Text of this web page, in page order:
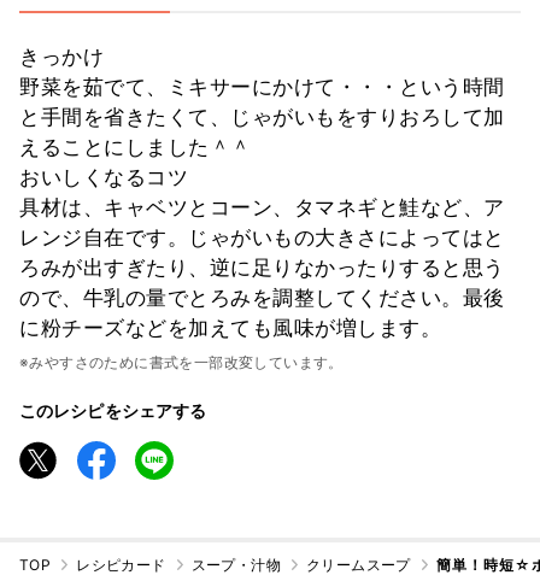
きっかけ
野菜を茹でて、ミキサーにかけて・・・という時間
と手間を省きたくて、じゃがいもをすりおろして加
えることにしました＾＾
おいしくなるコツ
具材は、キャベツとコーン、タマネギと鮭など、ア
レンジ自在です。じゃがいもの大きさによってはと
ろみが出すぎたり、逆に足りなかったりすると思う
ので、牛乳の量でとろみを調整してください。最後
に粉チーズなどを加えても風味が増します。
※みやすさのために書式を一部改変しています。
このレシピをシェアする
TOP レシピカード スープ・汁物 クリームスープ 簡単！時短☆